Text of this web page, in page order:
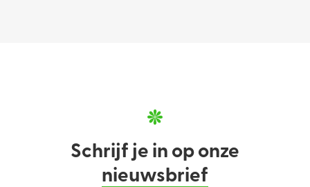
Schrijf je in op onze
nieuwsbrief